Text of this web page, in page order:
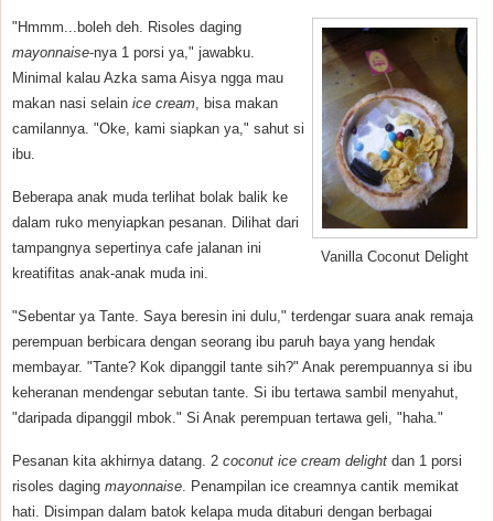
Vanilla Coconut Delight
"Hmmm...boleh deh. Risoles daging
mayonnaise-nya 1 porsi ya," jawabku.
Minimal kalau Azka sama Aisya ngga mau
makan nasi selain ice cream, bisa makan
camilannya. "Oke, kami siapkan ya," sahut si
ibu.
Beberapa anak muda terlihat bolak balik ke
dalam ruko menyiapkan pesanan. Dilihat dari
tampangnya sepertinya cafe jalanan ini
kreatifitas anak-anak muda ini.
"Sebentar ya Tante. Saya beresin ini dulu," terdengar suara anak remaja
perempuan berbicara dengan seorang ibu paruh baya yang hendak
membayar. "Tante? Kok dipanggil tante sih?" Anak perempuannya si ibu
keheranan mendengar sebutan tante. Si ibu tertawa sambil menyahut,
"daripada dipanggil mbok." Si Anak perempuan tertawa geli, "haha."
Pesanan kita akhirnya datang. 2 coconut ice cream delight dan 1 porsi
risoles daging mayonnaise. Penampilan ice creamnya cantik memikat
hati. Disimpan dalam batok kelapa muda ditaburi dengan berbagai